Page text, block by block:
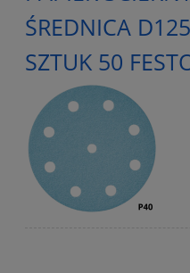
ŚREDNICA
SZTUK 50